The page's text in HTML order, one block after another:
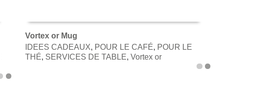
AJOUTER AU PANIER
Vortex or Mug
IDEES CADEAUX, POUR LE CAFÉ, POUR LE
THÉ, SERVICES DE TABLE, Vortex or